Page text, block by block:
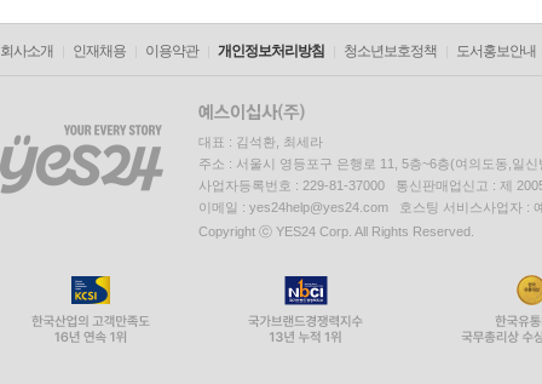
회사소개 인재채용 이용약관 개인정보처리방침 청소년보호정책 도서홍보안내
대표 : 김석환, 최세라
주소 : 서울시 영등포구 은행로 11, 5층~6층(여의도동,일신
사업자등록번호 : 229-81-37000 통신판매업신고 : 제
이메일 : yes24help@yes24.com 호스팅 서비스사업자 :
Copyright ⓒ YES24 Corp. All Rights Reserved.